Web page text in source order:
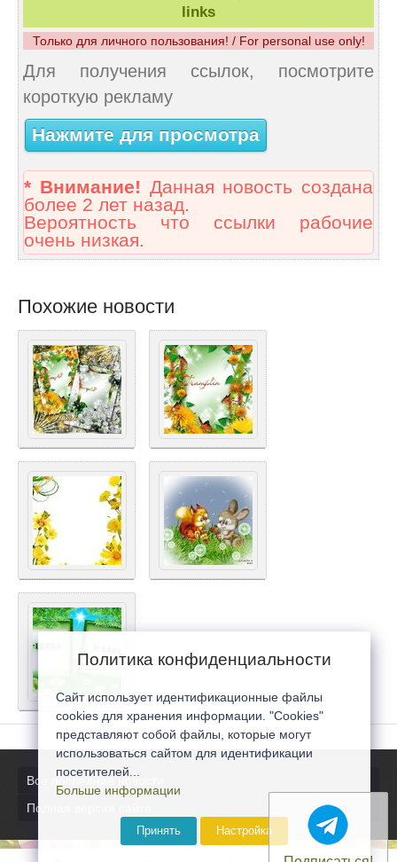
links
Только для личного пользования! / For personal use only!
Для получения ссылок, посмотрите
короткую рекламу
Нажмите для просмотра
* Внимание! Данная новость создана
более 2 лет назад.
Вероятность что ссылки рабочие
очень низкая.
Похожие новости
Все последние новости
Полная версия сайта
Политика конфиденциальности
Сайт использует идентификационные файлы
cookies для хранения информации. "Cookies"
представляют собой файлы, которые могут
использоваться сайтом для идентификации
посетителей...
Больше информации
Принять Настройка